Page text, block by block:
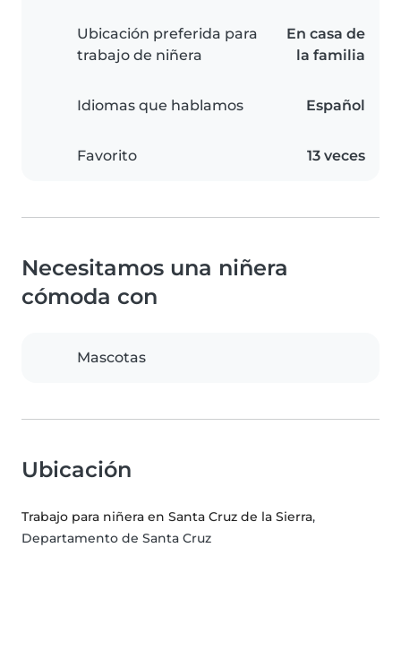
Ubicación preferida para
trabajo de niñera
En casa de
la familia
Idiomas que hablamos Español
Favorito 13 veces
Necesitamos una niñera
cómoda con
Mascotas
Ubicación
Trabajo para niñera en Santa Cruz de la Sierra,
Departamento de Santa Cruz